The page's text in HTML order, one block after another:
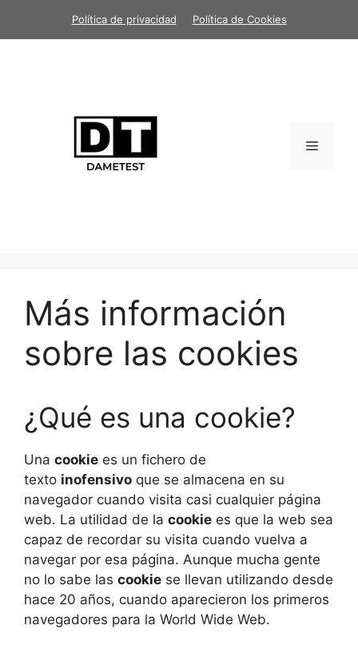
Política de privacidad Política de Cookies
Menú
Más información
sobre las cookies
¿Qué es una cookie?
Una cookie es un fichero de
texto inofensivo que se almacena en su
navegador cuando visita casi cualquier página
web. La utilidad de la cookie es que la web sea
capaz de recordar su visita cuando vuelva a
navegar por esa página. Aunque mucha gente
no lo sabe las cookie se llevan utilizando desde
hace 20 años, cuando aparecieron los primeros
navegadores para la World Wide Web.